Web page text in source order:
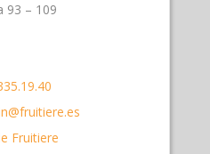
93 – 109
Fruitiere